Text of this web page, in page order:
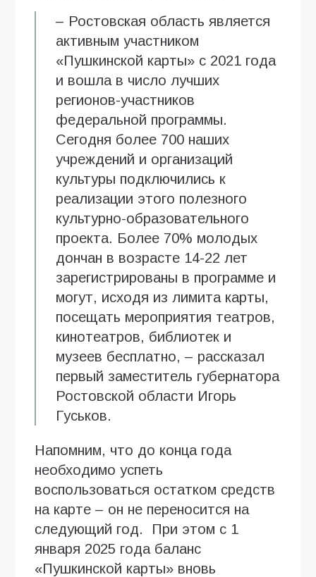
– Ростовская область является
активным участником
«Пушкинской карты» с 2021 года
и вошла в число лучших
регионов-участников
федеральной программы.
Сегодня более 700 наших
учреждений и организаций
культуры подключились к
реализации этого полезного
культурно-образовательного
проекта. Более 70% молодых
дончан в возрасте 14-22 лет
зарегистрированы в программе и
могут, исходя из лимита карты,
посещать мероприятия театров,
кинотеатров, библиотек и
музеев бесплатно, – рассказал
первый заместитель губернатора
Ростовской области Игорь
Гуськов.
Напомним, что до конца года
необходимо успеть
воспользоваться остатком средств
на карте – он не переносится на
следующий год. При этом с 1
января 2025 года баланс
«Пушкинской карты» вновь